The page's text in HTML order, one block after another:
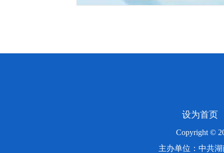
设为首页
Copyright ©
主办单位：中共